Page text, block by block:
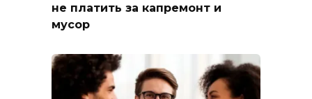
не платить за капремонт и
мусор